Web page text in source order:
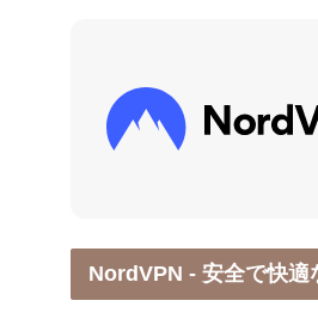
NordVPN - 安全で快適